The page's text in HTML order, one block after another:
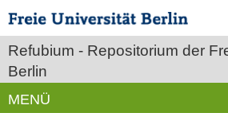
Refubium - Repositorium der
Berlin
MENÜ